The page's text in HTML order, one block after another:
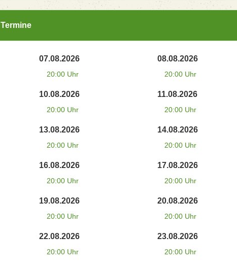
Termine
07.08.2026
20:00 Uhr
08.08.2026
20:00 Uhr
10.08.2026
20:00 Uhr
11.08.2026
20:00 Uhr
13.08.2026
20:00 Uhr
14.08.2026
20:00 Uhr
16.08.2026
20:00 Uhr
17.08.2026
20:00 Uhr
19.08.2026
20:00 Uhr
20.08.2026
20:00 Uhr
22.08.2026
20:00 Uhr
23.08.2026
20:00 Uhr